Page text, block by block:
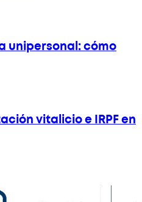
unipersonal: cómo
vitalicio e IRPF en